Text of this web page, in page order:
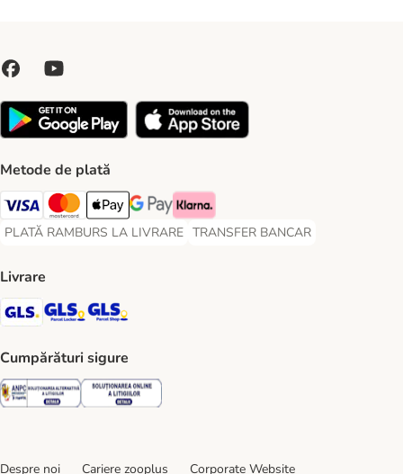
Metode de plată
Visa Payment Method
Master Card Payment Method
Apple Pay Payment Method
Google Pay Payment Method
Klarna Payment Method
PLATĂ RAMBURS LA LIVRARE
PLATĂ RAMBURS LA LIVRARE Payment Method
TRANSFER BANCAR
TRANSFER BANCAR Payment
Livrare
GLS Shipping Method
GLS Locker Shipping Method
Cumpărături sigure
Security Security
Despre noi Cariere zooplus Corporate Website